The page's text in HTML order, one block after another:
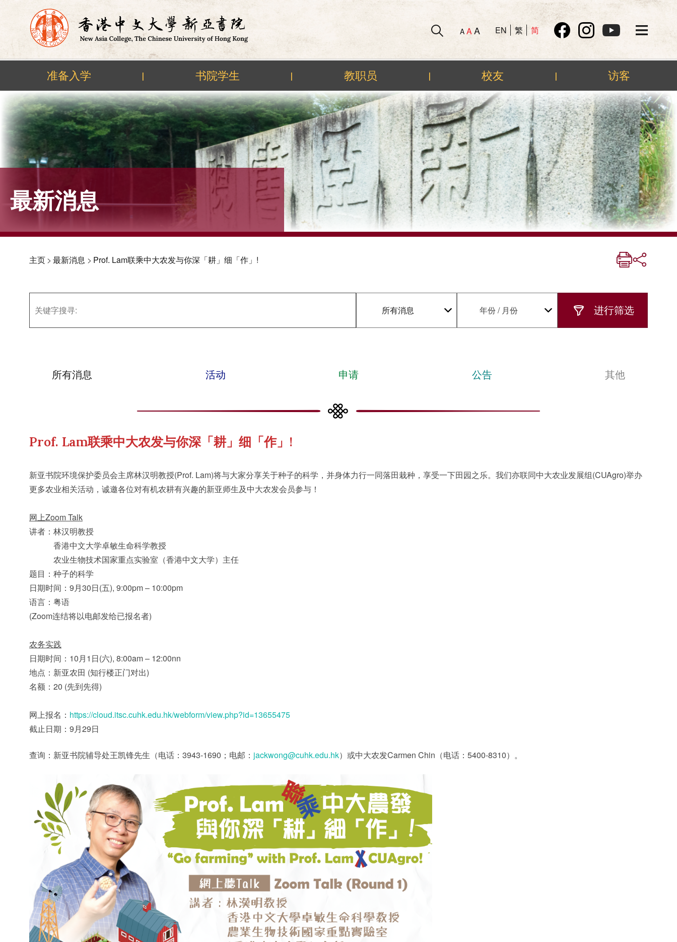
Skip
content
A AA EN 繁 简
准备入学 | 书院学生 | 教职员 | 校友 | 访客
最新消息
主页> 最新消息 > Prof. Lam联乘中大农发与你深「耕」细「作」!
所有消息 年份 / 月份
所有消息 活动 申请 公告 其他
Prof. Lam联乘中大农发与你深「耕」细「作」!
新亚书院环境保护委员会主席林汉明教授(Prof. Lam)将与大家分享关于种子的科学，并身体力行一同落田栽种，享受一下田园之乐。我们亦联同中大农业发展组(CUAgro)举办
更多农业相关活动，诚邀各位对有机农耕有兴趣的新亚师生及中大农发会员参与！
网上Zoom Talk
讲者：林汉明教授
香港中文大学卓敏生命科学教授
农业生物技术国家重点实验室（香港中文大学）主任
题目：种子的科学
日期时间：9月30日(五), 9:00pm – 10:00pm
语言：粤语
(Zoom连结将以电邮发给已报名者)
农务实践
日期时间：10月1日(六), 8:00am – 12:00nn
地点：新亚农田 (知行楼正门对出)
名额：20 (先到先得)
网上报名： https://cloud.itsc.cuhk.edu.hk/webform/view.php?id=13655475
截止日期：9月29日
查询：新亚书院辅导处王凯锋先生（电话：3943-1690；电邮： jackwong@cuhk.edu.hk）或中大农发Carmen Chin（电话：5400-8310）。